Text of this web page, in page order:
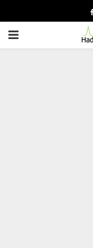
PRIMARY